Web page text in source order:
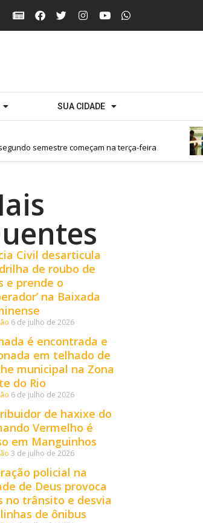
SUA CIDADE
semestre começam na terça-feira
Civil desarticula
de roubo de
e prende o
na Baixada
6 de julho de 2026
é encontrada e
em telhado de
municipal na Zona
do Rio
6 de julho de 2026
de haxixe do
Vermelho é
em Manguinhos
3 de julho de 2026
policial na
de Deus provoca
no trânsito e desvia
de ônibus